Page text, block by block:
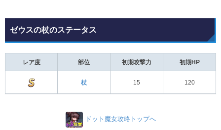
ゼウスの杖のステータス
レア度 部位 初期攻撃力 初期HP
杖 15 120
ドット魔女攻略トップへ